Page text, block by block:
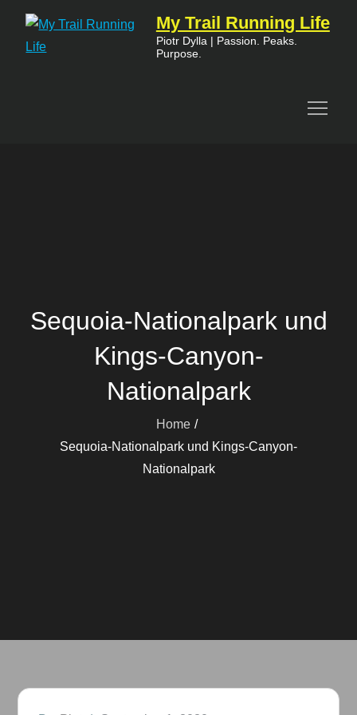
content
My Trail Running Life
Piotr Dylla | Passion. Peaks.
Purpose.
Sequoia-Nationalpark und
Kings-Canyon-
Nationalpark
Home
Sequoia-Nationalpark und Kings-Canyon-
Nationalpark